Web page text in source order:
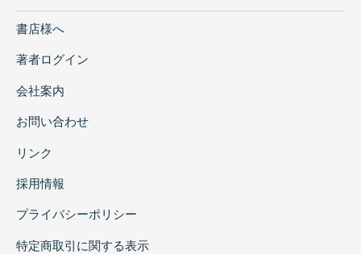
書店様へ
著者ログイン
会社案内
お問い合わせ
リンク
採用情報
プライバシーポリシー
特定商取引に関する表示